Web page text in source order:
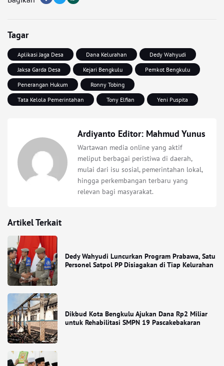
Tagar
Aplikasi Jaga Desa Dana Kelurahan
Dedy Wahyudi
Jaksa Garda Desa
Kejari Bengkulu
Pemkot Bengkulu
Penerangan Hukum
Ronny Tobing
Tata Kelola Pemerintahan
Tony Elfian Yeni Puspita
Ardiyanto Editor: Mahmud Yunus
Wartawan media online yang aktif
meliput berbagai peristiwa di daerah,
mulai dari isu sosial, pemerintahan lokal,
hingga perkembangan terbaru yang
relevan bagi masyarakat.
Artikel Terkait
Dedy Wahyudi Luncurkan Program Prabawa, Satu
Personel Satpol PP Disiagakan di Tiap Kelurahan
Dikbud Kota Bengkulu Ajukan Dana Rp2 Miliar
untuk Rehabilitasi SMPN 19 Pascakebakaran